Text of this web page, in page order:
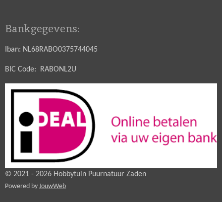
Bankgegevens:
Iban: NL68RABO0375744045
BIC Code: RABONL2U
© 2021 - 2026 Hobbytuin Puurnatuur Zaden
Powered by JouwWeb